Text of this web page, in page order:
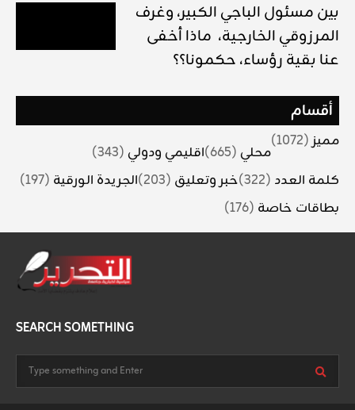
بين مسئول الباجي الكبير، وغرف
المرزوقي الخارجية، ماذا أخفى
عنا بقية رؤساء، حكمونا؟؟
أقسام
مميز(1072)
محلي (665) اقليمي ودولي (343)
كلمة العدد (322) خبر وتعليق (203) الجريدة الورقية (197)
بطاقات خاصة (176)
SEARCH SOMETHING